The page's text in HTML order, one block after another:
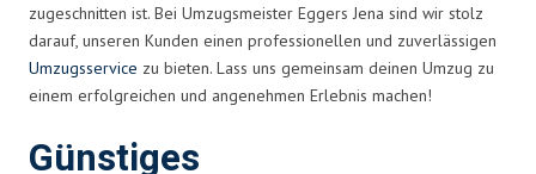
zugeschnitten ist. Bei Umzugsmeister Eggers Jena sind wir stolz
darauf, unseren Kunden einen professionellen und zuverlässigen
Umzugsservice zu bieten. Lass uns gemeinsam deinen Umzug zu
einem erfolgreichen und angenehmen Erlebnis machen!
Günstiges